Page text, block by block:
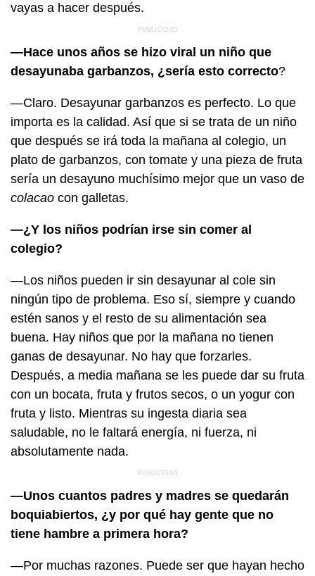
vayas a hacer después.
—Hace unos años se hizo viral un niño que
desayunaba garbanzos, ¿sería esto correcto?
—Claro. Desayunar garbanzos es perfecto. Lo que
importa es la calidad. Así que si se trata de un niño
que después se irá toda la mañana al colegio, un
plato de garbanzos, con tomate y una pieza de fruta
sería un desayuno muchísimo mejor que un vaso de
colacao con galletas.
—¿Y los niños podrían irse sin comer al
colegio?
—Los niños pueden ir sin desayunar al cole sin
ningún tipo de problema. Eso sí, siempre y cuando
estén sanos y el resto de su alimentación sea
buena. Hay niños que por la mañana no tienen
ganas de desayunar. No hay que forzarles.
Después, a media mañana se les puede dar su fruta
con un bocata, fruta y frutos secos, o un yogur con
fruta y listo. Mientras su ingesta diaria sea
saludable, no le faltará energía, ni fuerza, ni
absolutamente nada.
—Unos cuantos padres y madres se quedarán
boquiabiertos, ¿y por qué hay gente que no
tiene hambre a primera hora?
—Por muchas razones. Puede ser que hayan hecho